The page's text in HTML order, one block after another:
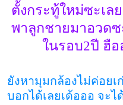
ตั้งกระทู้ใหม่ซะเล
พาลูกชายมาอวด
ในรอบ2ปี ฮือ
ยังหามุมกล้องไม่ค่อยเ
บอกได้เลยเด้อออ จะ